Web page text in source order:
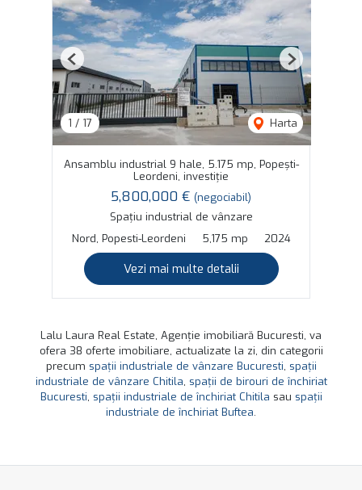
1 / 17 Harta
Previous Next
Ansamblu industrial 9 hale, 5.175 mp, Popești-
Leordeni, investiție
5,800,000 € (negociabil)
Spațiu industrial de vânzare
Nord, Popesti-Leordeni
5,175 mp 2024
Vezi mai multe detalii
Lalu Laura Real Estate, Agenție imobiliară Bucuresti, va
ofera 38 oferte imobiliare, actualizate la zi, din categorii
precum spații industriale de vânzare Bucuresti, spații
industriale de vânzare Chitila, spații de birouri de închiriat
Bucuresti, spații industriale de închiriat Chitila sau spații
industriale de închiriat Buftea.